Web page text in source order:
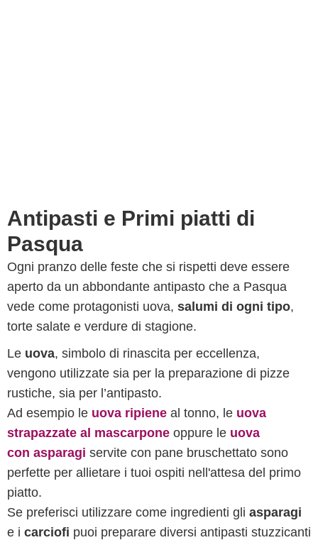
Antipasti e Primi piatti di
Pasqua
Ogni pranzo delle feste che si rispetti deve essere
aperto da un abbondante antipasto che a Pasqua
vede come protagonisti uova, salumi di ogni tipo,
torte salate e verdure di stagione.
Le uova, simbolo di rinascita per eccellenza,
vengono utilizzate sia per la preparazione di pizze
rustiche, sia per l’antipasto.
Ad esempio le uova ripiene al tonno, le uova
strapazzate al mascarpone oppure le uova
con asparagi servite con pane bruschettato sono
perfette per allietare i tuoi ospiti nell'attesa del primo
piatto.
Se preferisci utilizzare come ingredienti gli asparagi
e i carciofi puoi preparare diversi antipasti stuzzicanti